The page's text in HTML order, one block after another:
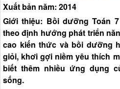
Xuất bản năm: 2014
Giới thiệu: Bồi dưỡng Toán
theo định hướng phát triển
cao kiến thức và bồi dưỡng
giỏi, khơi gợi niềm yêu thích
biết thêm nhiều ứng dụng
sống.